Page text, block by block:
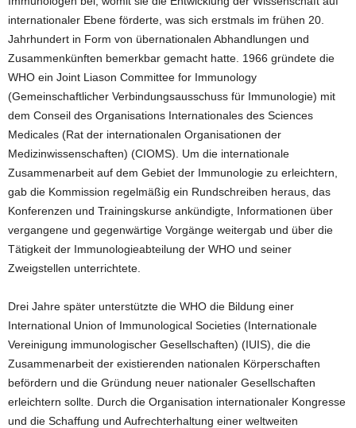
internationaler Ebene förderte, was sich erstmals im frühen 20.
Jahrhundert in Form von übernationalen Abhandlungen und
Zusammenkünften bemerkbar gemacht hatte. 1966 gründete die
WHO ein Joint Liason Committee for Immunology
(Gemeinschaftlicher Verbindungsausschuss für Immunologie) mit
dem Conseil des Organisations Internationales des Sciences
Medicales (Rat der internationalen Organisationen der
Medizinwissenschaften) (CIOMS). Um die internationale
Zusammenarbeit auf dem Gebiet der Immunologie zu erleichtern,
gab die Kommission regelmäßig ein Rundschreiben heraus, das
Konferenzen und Trainingskurse ankündigte, Informationen über
vergangene und gegenwärtige Vorgänge weitergab und über die
Tätigkeit der Immunologieabteilung der WHO und seiner
Zweigstellen unterrichtete.
Drei Jahre später unterstützte die WHO die Bildung einer
International Union of Immunological Societies (Internationale
Vereinigung immunologischer Gesellschaften) (IUIS), die die
Zusammenarbeit der existierenden nationalen Körperschaften
befördern und die Gründung neuer nationaler Gesellschaften
erleichtern sollte. Durch die Organisation internationaler Kongresse
und die Schaffung und Aufrechterhaltung einer weltweiten